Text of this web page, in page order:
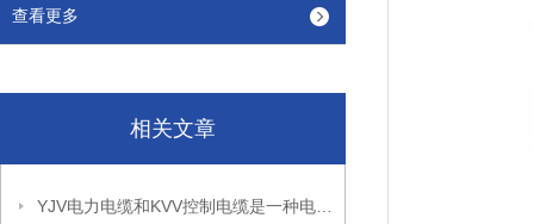
查看更多
相关文章